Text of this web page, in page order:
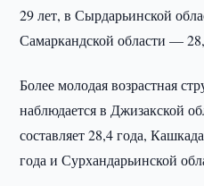
29 лет, в Сырдарьинской
Самаркандской области —
Более молодая возрастная
наблюдается в Джизакской
составляет 28,4 года,
года и Сурхандарьинской